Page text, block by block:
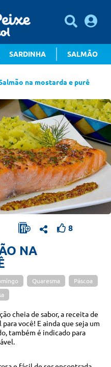
SARDINHA SALMÃO
na mostarda e purê
8
NA
Quaresma Páscoa
cheia de sabor, a receita de
você! E ainda que seja um
também é indicado para